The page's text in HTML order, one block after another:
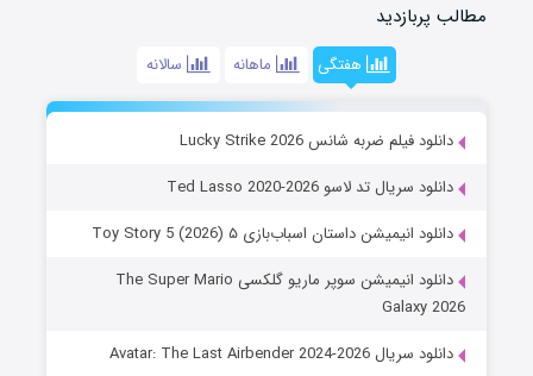
مطالب پربازدید
هفتگی ماهانه سالانه
دانلود فیلم ضربه شانس Lucky Strike 2026
دانلود سریال تد لاسو Ted Lasso 2020-2026
دانلود انیمیشن داستان اسباب‌بازی ۵ Toy Story 5 (2026)
دانلود انیمیشن سوپر ماریو گلکسی The Super Mario
Galaxy 2026
دانلود سریال Avatar: The Last Airbender 2024-2026